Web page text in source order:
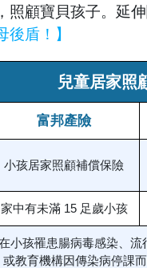
照顧寶貝孩子。延
盾！】
兒童居家照
富邦產險
小孩居家照顧補償保險
家中有未滿 15 足歲小孩
小孩罹患腸病毒感染、流
或教育機構因傳染病停課